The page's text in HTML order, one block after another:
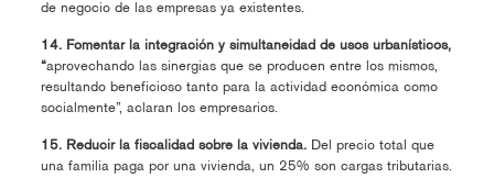
de negocio de las empresas ya existentes.
14. Fomentar la integración y simultaneidad de usos urbanísticos,
“aprovechando las sinergias que se producen entre los mismos,
resultando beneficioso tanto para la actividad económica como
socialmente”, aclaran los empresarios.
15. Reducir la fiscalidad sobre la vivienda. Del precio total que
una familia paga por una vivienda, un 25% son cargas tributarias.